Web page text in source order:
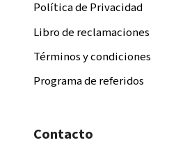
Política de Privacidad
Libro de reclamaciones
Términos y condiciones
Programa de referidos
Contacto